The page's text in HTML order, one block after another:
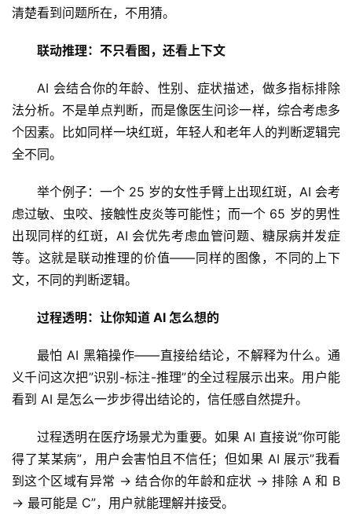
A
I
清楚看到问题所在，不用猜。
联动推理：不只看图，还看上下文
AI 会结合你的年龄、性别、症状描述，做多指标排除
法分析。不是单点判断，而是像医生问诊一样，综合考虑多
个因素。比如同样一块红斑，年轻人和老年人的判断逻辑完
全不同。
举个例子：一个 25 岁的女性手臂上出现红斑，AI 会考
虑过敏、虫咬、接触性皮炎等可能性；而一个 65 岁的男性
出现同样的红斑，AI 会优先考虑血管问题、糖尿病并发症
等。这就是联动推理的价值——同样的图像，不同的上下
文，不同的判断逻辑。
过程透明：让你知道 AI 怎么想的
最怕 AI 黑箱操作——直接给结论，不解释为什么。通
义千问这次把”识别-标注-推理”的全过程展示出来。用户能
看到 AI 是怎么一步步得出结论的，信任感自然提升。
过程透明在医疗场景尤为重要。如果 AI 直接说”你可能
得了某某病”，用户会害怕且不信任；但如果 AI 展示”我看
到这个区域有异常 → 结合你的年龄和症状 → 排除 A 和 B
→ 最可能是 C”，用户就能理解并接受。